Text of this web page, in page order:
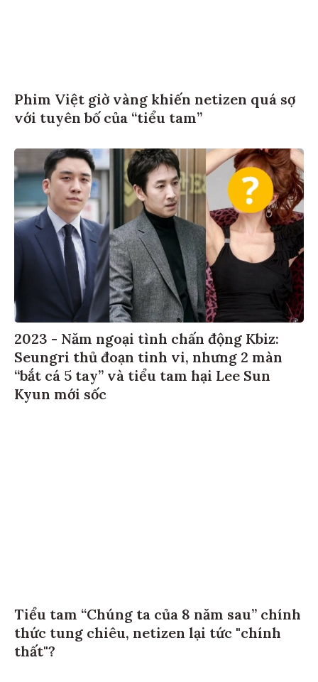
Phim Việt giờ vàng khiến netizen quá sợ
với tuyên bố của “tiểu tam”
2023 - Năm ngoại tình chấn động Kbiz:
Seungri thủ đoạn tinh vi, nhưng 2 màn
“bắt cá 5 tay” và tiểu tam hại Lee Sun
Kyun mới sốc
Tiểu tam “Chúng ta của 8 năm sau” chính
thức tung chiêu, netizen lại tức "chính
thất"?